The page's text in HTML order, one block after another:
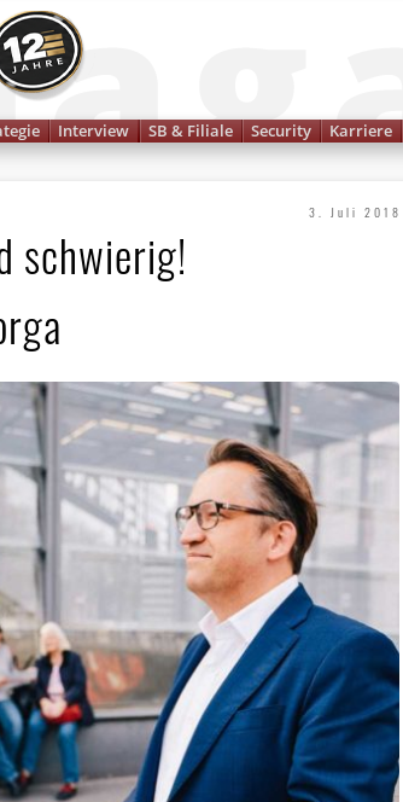
Interview SB & Filiale Security Karriere
3. Juli 2018
schwierig!